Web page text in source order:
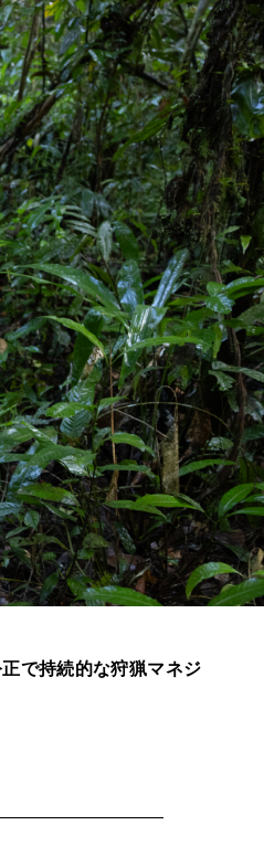
で持続的な狩猟マネジ